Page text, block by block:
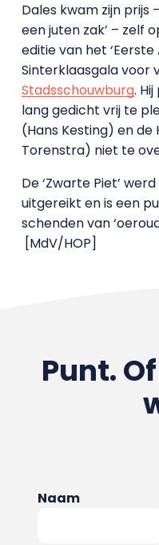
Dales kwam zijn prijs
een juten zak’ – zelf
editie van het
Sinterklaasgala voor
Stadsschouwburg.
lang gedicht vrij te
(Hans Kesting) en
Torenstra) niet te
De ‘Zwarte Piet’
uitgereikt en is een
schenden van
[MdV/HOP]
Punt.
Naam